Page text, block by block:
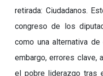
retirada: Ciudadanos.
congreso de los
como una alternativa
embargo, errores clave,
el pobre liderazgo tras